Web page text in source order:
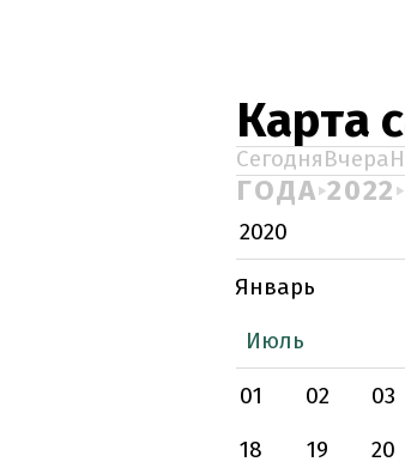
Карта
СегодняВчера
ГОДА 2022
2020
Январь
Июль
01
02 03
18
19 20